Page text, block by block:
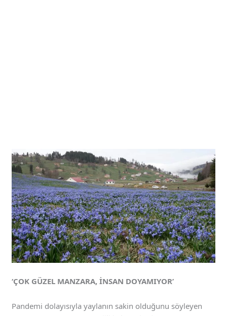
‘ÇOK GÜZEL MANZARA, İNSAN DOYAMIYOR’
Pandemi dolayısıyla yaylanın sakin olduğunu söyleyen